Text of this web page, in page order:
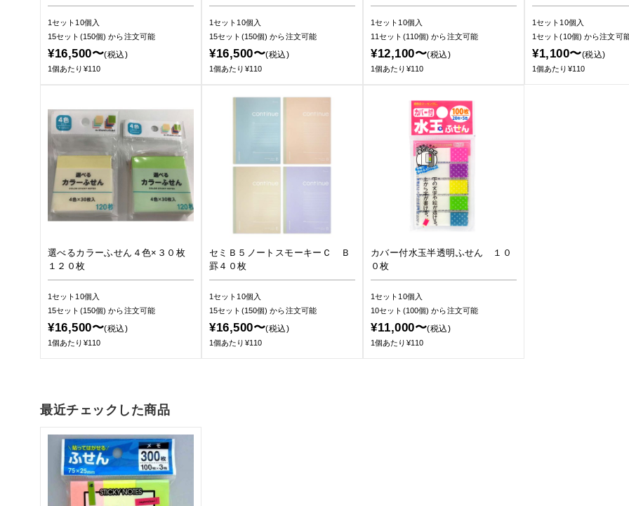
1セット10個入
15セット(150個)から注文可能
¥16,500〜(税込)
1個あたり¥110
1セット10個入
15セット(150個)から注文可能
¥16,500〜(税込)
1個あたり¥110
1セット10個入
11セット(110個)から注文可能
¥12,100〜(税込)
1個あたり¥110
1セット10個入
1セット(10個)から注文可
¥1,100〜(税込)
1個あたり¥110
選べるカラーふせん４色×３０枚
１２０枚
1セット10個入
15セット(150個)から注文可能
¥16,500〜(税込)
1個あたり¥110
セミＢ５ノートスモーキーＣ Ｂ
罫４０枚
1セット10個入
15セット(150個)から注文可能
¥16,500〜(税込)
1個あたり¥110
カバー付水玉半透明ふせん １０
０枚
1セット10個入
10セット(100個)から注文可能
¥11,000〜(税込)
1個あたり¥110
最近チェックした商品